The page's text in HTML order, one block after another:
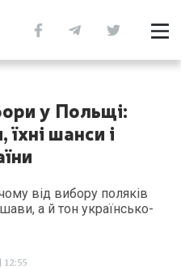
у Польщі:
шанси і
від вибору поляків
а й тон українсько-
12:55